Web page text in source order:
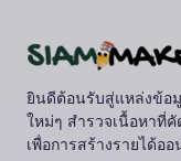
ยินดีต้อนรับสู่แหล่งข้อ
ใหม่ๆ สำรวจเนื้อหาที่
เพื่อการสร้างรายได้อ